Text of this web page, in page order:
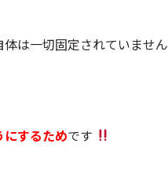
は一切固定されていません
するためです